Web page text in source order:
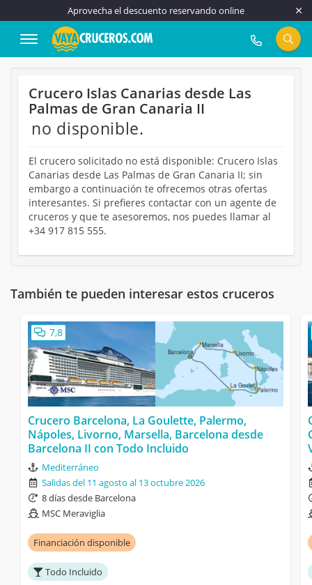
Aprovecha el descuento reservando online
917 815 555
Crucero Islas Canarias desde Las
Palmas de Gran Canaria II
no disponible.
El crucero solicitado no está disponible: Crucero Islas
Canarias desde Las Palmas de Gran Canaria II; sin
embargo a continuación te ofrecemos otras ofertas
interesantes. Si prefieres contactar con un agente de
cruceros y que te asesoremos, nos puedes llamar al
+34 917 815 555.
También te pueden interesar estos cruceros
7,8
Crucero Barcelona, La Goulette, Palermo,
Nápoles, Livorno, Marsella, Barcelona desde
Barcelona II con Todo Incluido
Mediterráneo
Salidas del 11 agosto al 13 octubre 2026
8 días desde Barcelona
MSC Meraviglia
Financiación disponible
Todo Incluido